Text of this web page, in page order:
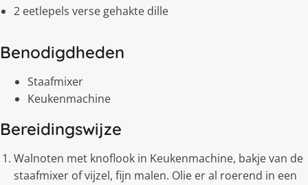
2 eetlepels verse gehakte dille
Benodigdheden
Staafmixer
Keukenmachine
Bereidingswijze
Walnoten met knoflook in Keukenmachine, bakje van de
staafmixer of vijzel, fijn malen. Olie er al roerend in een